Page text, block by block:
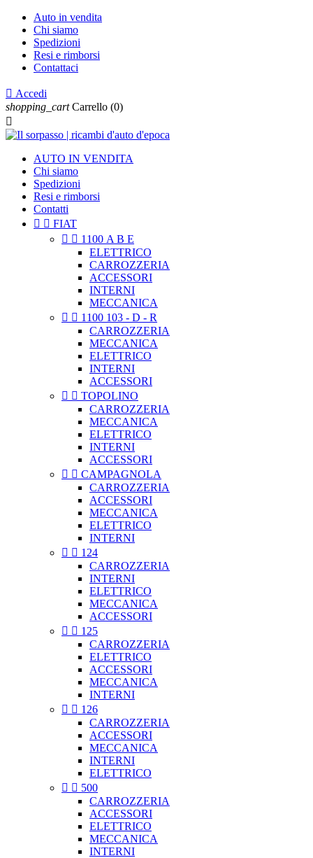
Auto in vendita
Chi siamo
Spedizioni
Resi e rimborsi
Contattaci
 Accedi
shopping_cart Carrello (0)

AUTO IN VENDITA
Chi siamo
Spedizioni
Resi e rimborsi
Contatti
  FIAT
  1100 A B E
ELETTRICO
CARROZZERIA
ACCESSORI
INTERNI
MECCANICA
  1100 103 - D - R
CARROZZERIA
MECCANICA
ELETTRICO
INTERNI
ACCESSORI
  TOPOLINO
CARROZZERIA
MECCANICA
ELETTRICO
INTERNI
ACCESSORI
  CAMPAGNOLA
CARROZZERIA
ACCESSORI
MECCANICA
ELETTRICO
INTERNI
  124
CARROZZERIA
INTERNI
ELETTRICO
MECCANICA
ACCESSORI
  125
CARROZZERIA
ELETTRICO
ACCESSORI
MECCANICA
INTERNI
  126
CARROZZERIA
ACCESSORI
MECCANICA
INTERNI
ELETTRICO
  500
CARROZZERIA
ACCESSORI
ELETTRICO
MECCANICA
INTERNI